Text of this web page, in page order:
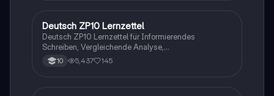
Deutsch
Deutsch ZP10 Lernzettel
Deutsch ZP10 Lernzettel für Informierendes
Schreiben, Vergleichende Analyse,
Sachtexte/Roman/Gedicht..
10 5,437 145